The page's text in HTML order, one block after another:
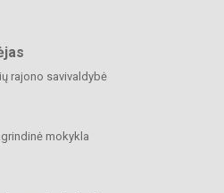
rajono savivaldybė
mokykla